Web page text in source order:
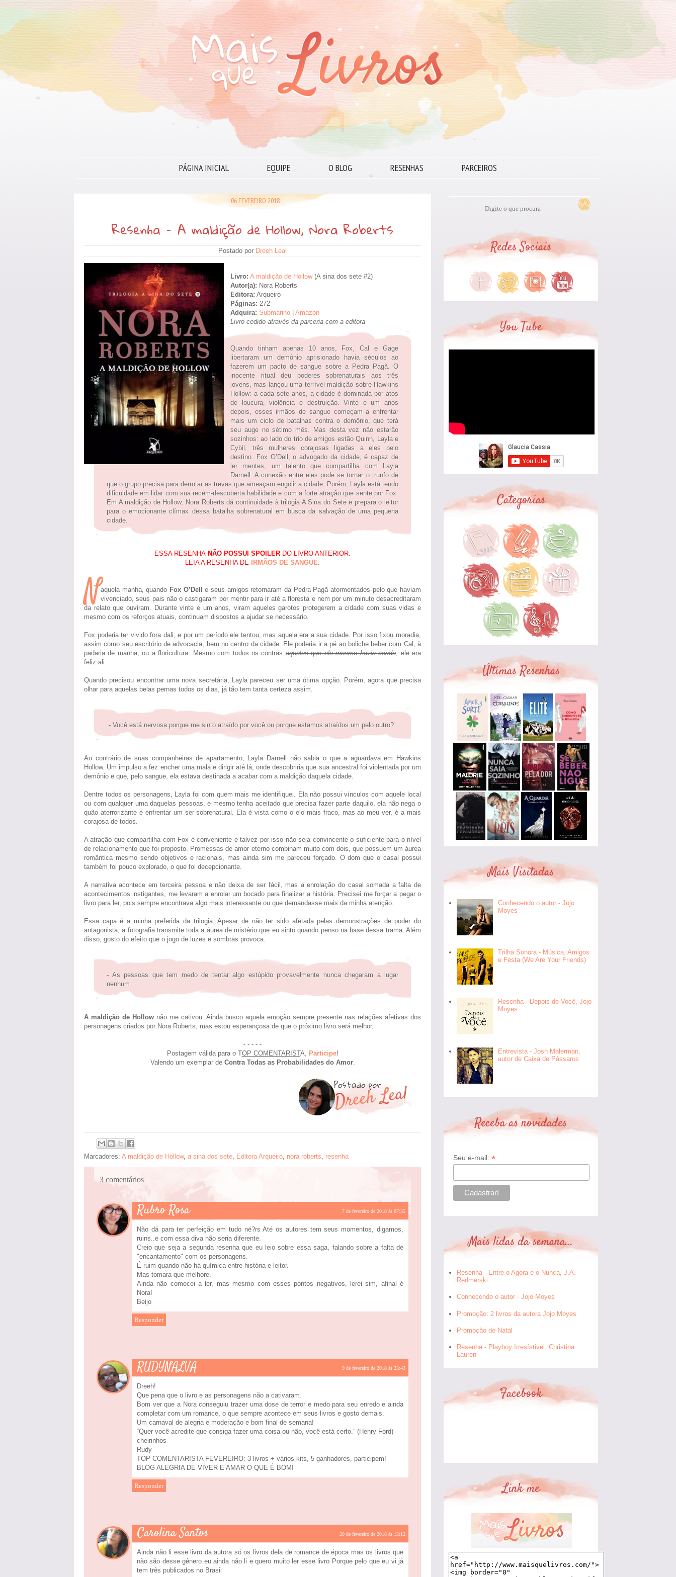
PÁGINA INICIAL EQUIPE O BLOG RESENHAS PARCEIROS
06 FEVEREIRO 2018
Resenha - A maldição de Hollow, Nora Roberts
Postado por Dreeh Leal
Livro: A maldição de Hollow(A sina dos sete #2)
Autor(a): Nora Roberts
Editora: Arqueiro
Páginas: 272
Adquira: Submarino
Amazon
Livro cedido através da parceria com a editora
Quando tinham apenas 10 anos, Fox, Cal e Gage
libertaram um demônio aprisionado havia séculos ao
fazerem um pacto de sangue sobre a Pedra Pagã. O
inocente ritual deu poderes sobrenaturais aos três
jovens, mas lançou uma terrível maldição sobre Hawkins
Hollow: a cada sete anos, a cidade é dominada por atos
de loucura, violência e destruição. Vinte e um anos
depois, esses irmãos de sangue começam a enfrentar
mais um ciclo de batalhas contra o demônio, que terá
seu auge no sétimo mês. Mas desta vez não estarão
sozinhos: ao lado do trio de amigos estão Quinn, Layla e
Cybil, três mulheres corajosas ligadas a eles pelo
destino. Fox O’Dell, o advogado da cidade, é capaz de
ler mentes, um talento que compartilha com Layla
Darnell. A conexão entre eles pode se tornar o trunfo de
que o grupo precisa para derrotar as trevas que ameaçam engolir a cidade. Porém, Layla está tendo
dificuldade em lidar com sua recém-descoberta habilidade e com a forte atração que sente por Fox.
Em A maldição de Hollow, Nora Roberts dá continuidade à trilogia A Sina do Sete e prepara o leitor
para o emocionante clímax dessa batalha sobrenatural em busca da salvação de uma pequena
cidade.
ESSA RESENHA NÃO POSSUI SPOILER DO LIVRO ANTERIOR.
LEIA A RESENHA DE
IRMÃOS DE SANGUE.
Naquela manha, quando Fox O’Dell
e seus amigos retornaram da Pedra Pagã atormentados pelo que haviam
vivenciado, seus pais não o castigaram por mentir para ir até a floresta e nem por um minuto desacreditaram
da relato que ouviram. Durante vinte e um anos, viram aqueles garotos protegerem a cidade com suas vidas e
mesmo com os reforços atuais, continuam dispostos a ajudar se necessário.
Fox poderia ter vivido fora dali, e por um período ele tentou, mas aquela era a sua cidade. Por isso fixou moradia,
assim como seu escritório de advocacia, bem no centro da cidade. Ele poderia ir a pé ao boliche beber com Cal, à
padaria de manha, ou a floricultura. Mesmo com todos os contras aqueles que ele mesmo havia criado, ele era
feliz ali.
Quando precisou encontrar uma nova secretária, Layla pareceu ser uma ótima opção. Porém, agora que precisa
olhar para aquelas belas pernas todos os dias, já tão tem tanta certeza assim.
- Você está nervosa porque me sinto atraído por você ou porque estamos atraídos um pelo outro?
Ao contrário de suas companheiras de apartamento, Layla Darnell não sabia o que a aguardava em Hawkins
Hollow. Um impulso a fez encher uma mala e dirigir até lá, onde descobriria que sua ancestral foi violentada por um
demônio e que, pelo sangue, ela estava destinada a acabar com a maldição daquela cidade.
Dentre todos os personagens, Layla foi com quem mais me identifiquei. Ela não possui vínculos com aquele local
ou com qualquer uma daquelas pessoas, e mesmo tenha aceitado que precisa fazer parte daquilo, ela não nega o
quão aterrorizante é enfrentar um ser sobrenatural. Ela é vista como o elo mais fraco, mas ao meu ver, é a mais
corajosa de todos.
A atração que compartilha com Fox é conveniente e talvez por isso não seja convincente o suficiente para o nível
de relacionamento que foi proposto. Promessas de amor eterno combinam muito com dois, que possuem um áurea
romântica mesmo sendo objetivos e racionais, mas ainda sim me pareceu forçado. O dom que o casal possui
também foi pouco explorado, o que foi decepcionante.
A narrativa acontece em terceira pessoa e não deixa de ser fácil, mas a enrolação do casal somada a falta de
acontecimentos instigantes, me levaram a enrolar um bocado para finalizar a história. Precisei me forçar a pegar o
livro para ler, pois sempre encontrava algo mais interessante ou que demandasse mais da minha atenção.
Essa capa é a minha preferida da trilogia. Apesar de não ter sido afetada pelas demonstrações de poder do
antagonista, a fotografia transmite toda a áurea de mistério que eu sinto quando penso na base dessa trama. Além
disso, gosto do efeito que o jogo de luzes e sombras provoca.
- As pessoas que tem medo de tentar algo estúpido provavelmente nunca chegaram a lugar
nenhum.
A maldição de Hollow não me cativou. Ainda busco aquela emoção sempre presente nas relações afetivas dos
personagens criados por Nora Roberts, mas estou esperançosa de que o próximo livro será melhor.
- - - - -
Postagem válida para o TOP COMENTARISTA, Participe!
Valendo um exemplar de Contra Todas as Probabilidades do Amor.
Marcadores: A maldição de Hollow, a sina dos sete, Editora Arqueiro, nora roberts, resenha
3 comentários
Rubro Rosa 7 de fevereiro de 2018 às 07:35
Não dá para ter perfeição em tudo né?rs Até os autores tem seus momentos, digamos,
ruins..e com essa diva não seria diferente.
Creio que seja a segunda resenha que eu leio sobre essa saga, falando sobre a falta de
"encantamento" com os personagens.
É ruim quando não há química entre história e leitor.
Mas tomara que melhore.
Ainda não comecei a ler, mas mesmo com esses pontos negativos, lerei sim, afinal é
Nora!
Beijo
Responder
RUDYNALVA 9 de fevereiro de 2018 às 23:43
Dreeh!
Que pena que o livro e as personagens não a cativaram.
Bom ver que a Nora conseguiu trazer uma dose de terror e medo para seu enredo e ainda
completar com um romance, o que sempre acontece em seus livros e gosto demais.
Um carnaval de alegria e moderação e bom final de semana!
“Quer você acredite que consiga fazer uma coisa ou não, você está certo.” (Henry Ford)
cheirinhos
Rudy
TOP COMENTARISTA FEVEREIRO: 3 livros + vários kits, 5 ganhadores, participem!
BLOG ALEGRIA DE VIVER E AMAR O QUE É BOM!
Responder
Carolina Santos 20 de fevereiro de 2018 às 13:12
Ainda não li esse livro da autora só os livros dela de romance de época mas os livros que
não são desse gênero eu ainda não li e quero muito ler esse livro Porque pelo que eu vi já
tem três publicados no Brasil
Redes Sociais
You Tube
Categorias
Últimas Resenhas
Mais Visitadas
Conhecendo o autor - Jojo
Moyes
Trilha Sonora - Música, Amigos
e Festa (We Are Your Friends)
Resenha - Depois de Você, Jojo
Moyes
Entrevista - Josh Malerman,
autor de Caixa de Pássaros
Receba as novidades
Seu e-mail: *
Mais lidas da semana...
Resenha - Entre o Agora e o Nunca, J.A.
Redmerski
Conhecendo o autor - Jojo Moyes
Promoção: 2 livros da autora Jojo Moyes
Promoção de Natal
Resenha - Playboy Irresístivel, Christina
Lauren
Facebook
Link me